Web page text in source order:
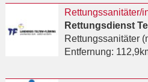
Rettungsdienst
Rettungssanitäter
Entfernung: